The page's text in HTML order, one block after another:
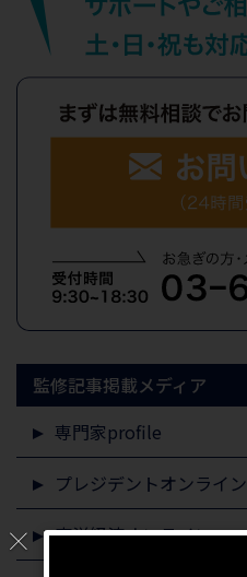
監修記事掲載メディア
専門家profile
プレジデントオンライン
東洋経済オンライン